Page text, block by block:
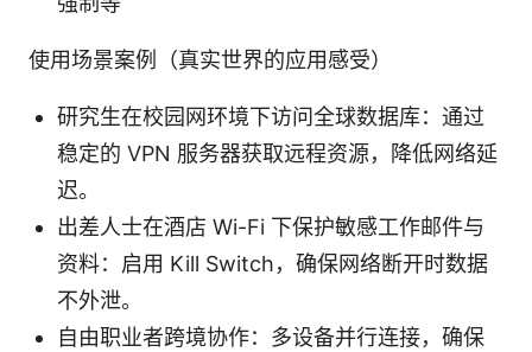
使用场景案例（真实世界的应用感受）
研究生在校园网环境下访问全球数据库：通过
稳定的 VPN 服务器获取远程资源，降低网络延
迟。
出差人士在酒店 Wi-Fi 下保护敏感工作邮件与
资料：启用 Kill Switch，确保网络断开时数据
不外泄。
自由职业者跨境协作：多设备并行连接，确保